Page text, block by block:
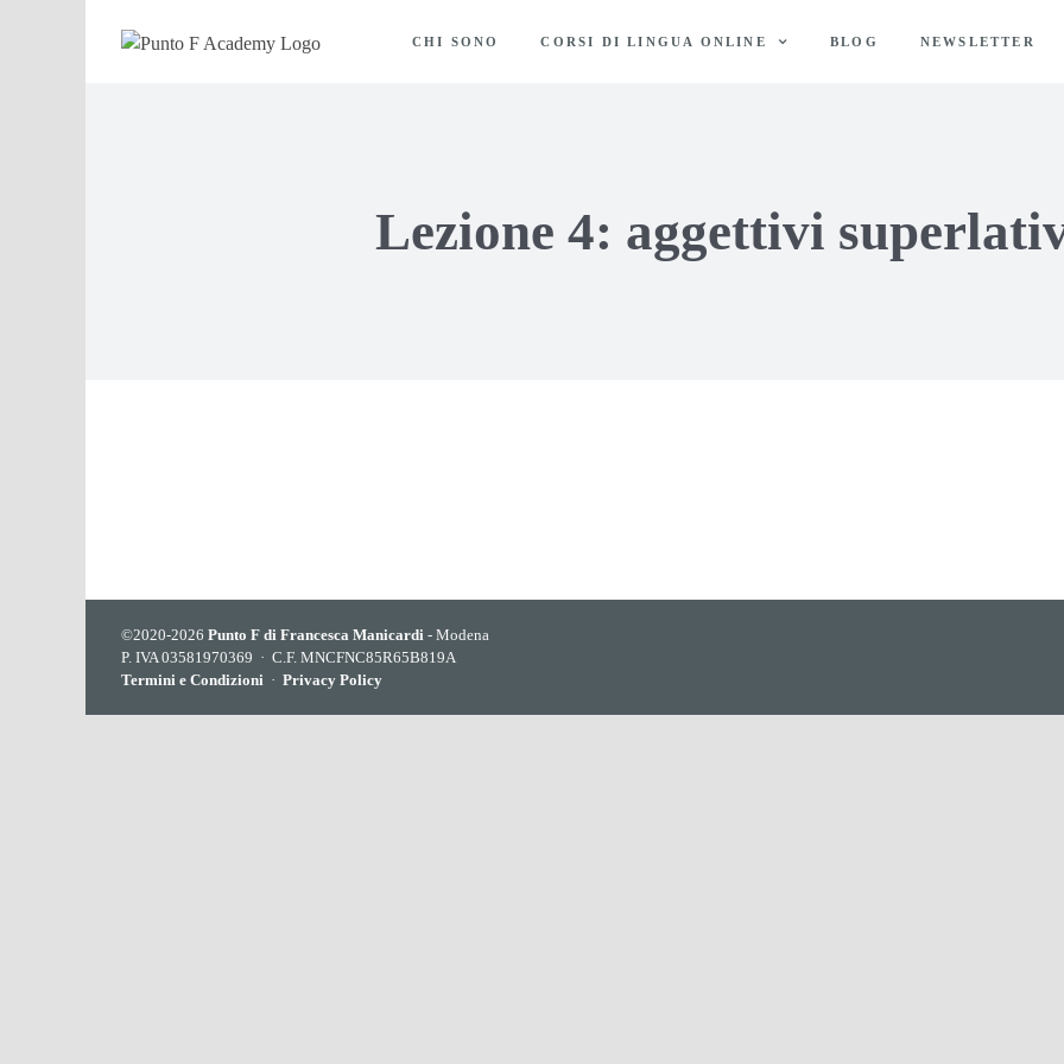
CHI SONO CORSI DI LINGUA ONLINE BLOG NEWSLETTER
Lezione 4: aggettivi
©2020-2026 Punto F di Francesca Manicardi - Modena
P. IVA 03581970369 · C.F. MNCFNC85R65B819A
Termini e Condizioni · Privacy Policy